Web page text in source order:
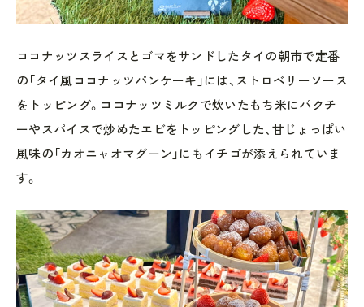
ココナッツスライスとゴマをサンドしたタイの朝市で定番
の「タイ風ココナッツパンケーキ」には、ストロベリーソース
をトッピング。ココナッツミルクで炊いたもち米にパクチ
ーやスパイスで炒めたエビをトッピングした、甘じょっぱい
風味の「カオニャオマグーン」にもイチゴが添えられていま
す。